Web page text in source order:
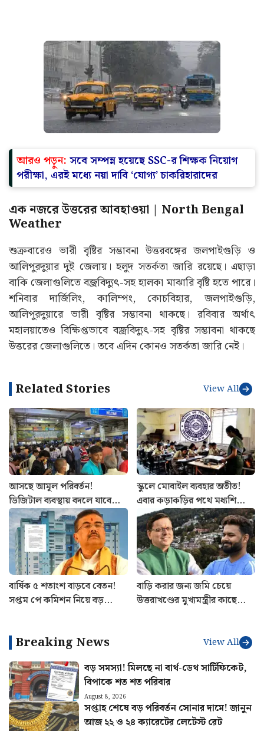
আরও পড়ুন: সবে সম্পন্ন হয়েছে SSC-র শিক্ষক নিয়োগ
পরীক্ষা, এরই মধ্যে নয়া দাবি ‘যোগ্য’ চাকরিহারাদের
এক নজরে উত্তরের আবহাওয়া | North Bengal
Weather
শুক্রবারেও ভারী বৃষ্টির সম্ভাবনা উত্তরবঙ্গের জলপাইগুড়ি ও
আলিপুরদুয়ার দুই জেলায়। হলুদ সতর্কতা জারি রয়েছে। এছাড়া
বাকি জেলাগুলিতে বজ্রবিদ্যুৎ-সহ হালকা মাঝারি বৃষ্টি হতে পারে।
শনিবার দার্জিলিং, কালিম্পং, কোচবিহার, জলপাইগুড়ি,
আলিপুরদুয়ারে ভারী বৃষ্টির সম্ভাবনা থাকছে। রবিবার অর্থাৎ
মহালয়াতেও বিক্ষিপ্তভাবে বজ্রবিদ্যুৎ-সহ বৃষ্টির সম্ভাবনা থাকছে
উত্তরের জেলাগুলিতে। তবে এদিন কোনও সতর্কতা জারি নেই।
Related Stories View All
আসছে আমূল পরিবর্তন!
ডিজিটাল ব্যবস্থায় বদলে যাবে
কলকাতা মেট্রোর স্টেশন
পরিচালনা
স্কুলে মোবাইল ব্যবহার অতীত!
এবার কড়াকড়ির পথে মধ্যশিক্ষা
পর্ষদ, জারি বিজ্ঞপ্তি
বার্ষিক ৫ শতাংশ বাড়বে বেতন!
সপ্তম পে কমিশন নিয়ে বড়
বাড়ি করার জন্য জমি চেয়ে
উত্তরাখণ্ডের মুখ্যমন্ত্রীর কাছে
Breaking News View All
বড় সমস্যা! মিলছে না বার্থ-ডেথ সার্টিফিকেট,
বিপাকে শত শত পরিবার
August 8, 2026
সপ্তাহ শেষে বড় পরিবর্তন সোনার দামে! জানুন
আজ ২২ ও ২৪ ক্যারেটের লেটেস্ট রেট